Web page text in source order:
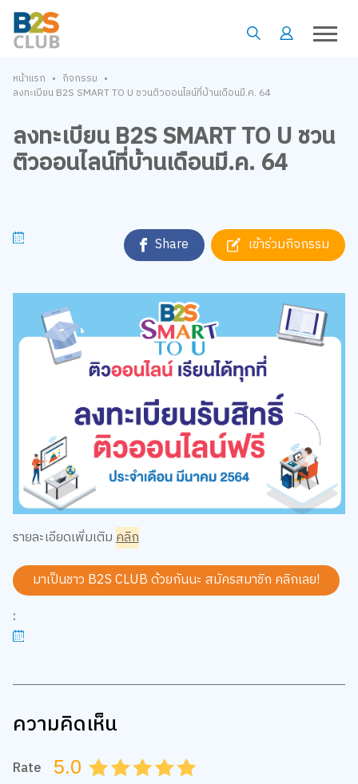
หน้าแรก • กิจกรรม •
ลงทะเบียน B2S SMART TO U ชวนติวออนไลน์ที่บ้านเดือนมี.ค. 64
ลงทะเบียน B2S SMART TO U ชวน
ติวออนไลน์ที่บ้านเดือนมี.ค. 64
Share เข้าร่วมกิจกรรม
รายละเอียดเพิ่มเติมคลิก
มาเป็นชาว B2S CLUB ด้วยกันนะ สมัครสมาชิก คลิกเลย!
:
ความคิดเห็น
Rate 5.0 4.5
4.0
3.5
3.0
2.5
2.0
1.5
1.0
0.5